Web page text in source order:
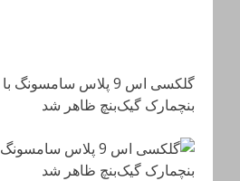
گلکسی اس 9 پلاس
بنچمارک گیک‌بنچ ظاهر شد